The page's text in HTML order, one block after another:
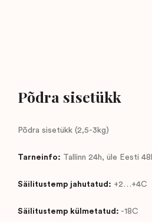
Põdra sisetükk
Põdra sisetükk (2,5-3kg)
Tarneinfo: Tallinn 24h, üle Eesti
Säilitustemp jahutatud: +2…+4C
Säilitustemp külmetatud: -18C